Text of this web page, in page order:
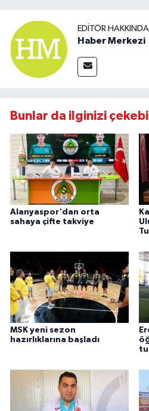
EDITÖR HAKKINDA
Haber Merkezi
Bunlar da ilginizi
Alanyaspor'dan orta
sahaya çifte takviye
MSK yeni sezon
hazırlıklarına başladı